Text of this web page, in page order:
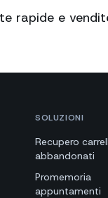
rapide e
SOLUZIONI
Recupero
abbandonati
Promemoria
appuntamenti